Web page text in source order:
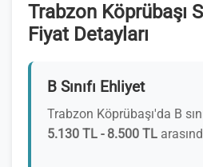
Trabzon Köprübaşı
Fiyat Detayları
B Sınıfı Ehliyet
Trabzon Köprübaşı'da B
5.130 TL - 8.500 TL